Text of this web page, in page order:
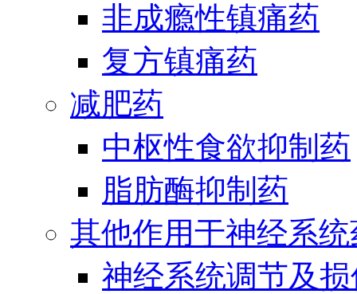
非成瘾性镇痛药
复方镇痛药
减肥药
中枢性食欲抑制药
脂肪酶抑制药
其他作用于神经系统
神经系统调节及